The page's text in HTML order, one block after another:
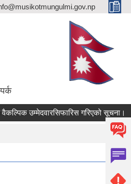
उम्मेदवारसिफारिस गरिएको सूचना।